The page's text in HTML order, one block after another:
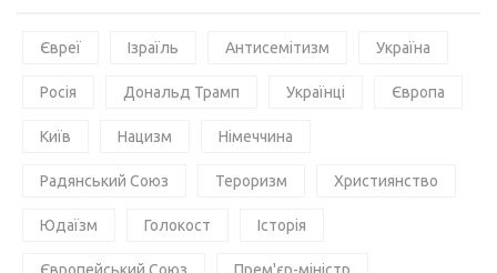
Євреї Ізраїль Антисемітизм Україна
Росія Дональд Трамп Українці Європа
Київ Нацизм Німеччина
Радянський Союз Тероризм Християнство
Юдаїзм Голокост Історія
Європейський Союз Прем'єр-міністр